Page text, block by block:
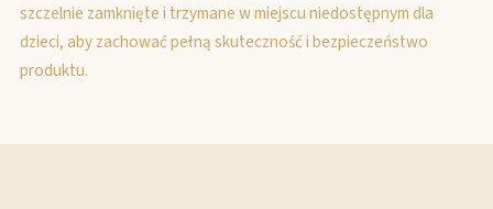
szczelnie zamknięte i trzymane w miejscu niedostępnym dla
dzieci, aby zachować pełną skuteczność i bezpieczeństwo
produktu.